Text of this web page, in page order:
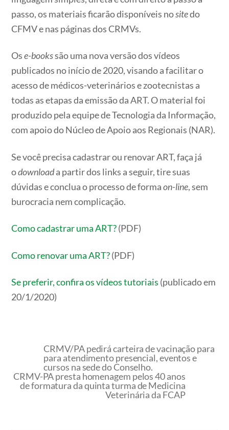
passo, os materiais ficarão disponíveis nositedo
CFMV e nas páginas dos CRMVs.
Ose-bookssão uma nova versão dos vídeos
publicados no início de 2020, visando a facilitar o
acesso de médicos-veterinários e zootecnistas a
todas as etapas da emissão da ART. O material foi
produzido pela equipe de Tecnologia da Informação,
com apoio do Núcleo de Apoio aos Regionais (NAR).
Se você precisa cadastrar ou renovar ART, faça já
odownloada partir dos links a seguir, tire suas
dúvidas e conclua o processo de formaon-line, sem
burocracia nem complicação.
Como cadastrar uma ART?(PDF)
Como renovar uma ART?(PDF)
Se preferir, confira os vídeos tutoriais (publicado em
20/1/2020)
CRMV/PA pedirá carteira de vacinação para
para atendimento presencial, eventos e
cursos na sede do Conselho.
CRMV-PA presta homenagem pelos 40 anos
de formatura da quinta turma de Medicina
Veterinária da FCAP